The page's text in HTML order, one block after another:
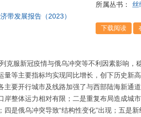
所属丛书：
丝
带发展报告（2023）
克服新冠疫情与俄乌冲突等不利因素影响，
量等主要指标均实现同比增长，创下历史新
主要开行城市及线路加强了与西部陆海新通
岸整体运力相对有限；二是重复布局造成城
四是俄乌冲突导致“结构性变化”出现；五是